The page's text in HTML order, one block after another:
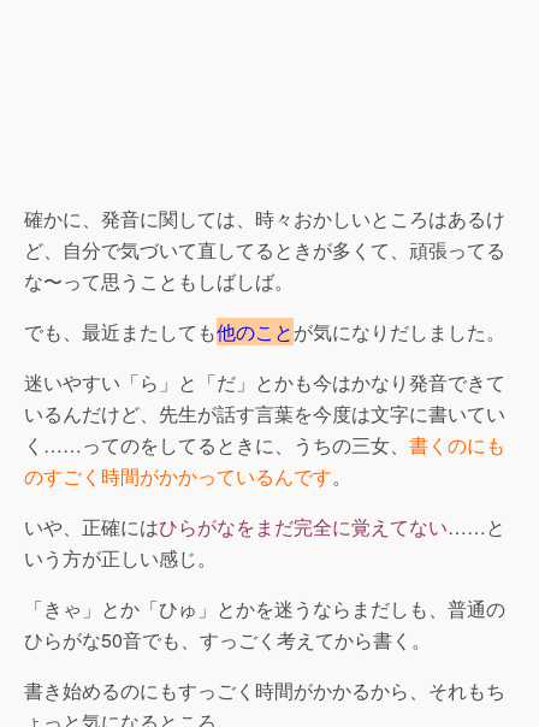
確かに、発音に関しては、時々おかしいところはあるけ
ど、自分で気づいて直してるときが多くて、頑張ってる
な〜って思うこともしばしば。
でも、最近またしても他のことが気になりだしました。
迷いやすい「ら」と「だ」とかも今はかなり発音できて
いるんだけど、先生が話す言葉を今度は文字に書いてい
く……ってのをしてるときに、うちの三女、 書くのにも
のすごく時間がかかっているんです。
いや、正確にはひらがなをまだ完全に覚えてない……と
いう方が正しい感じ。
「きゃ」とか「ひゅ」とかを迷うならまだしも、普通の
ひらがな50音でも、すっごく考えてから書く。
書き始めるのにもすっごく時間がかかるから、それもち
ょっと気になるところ。